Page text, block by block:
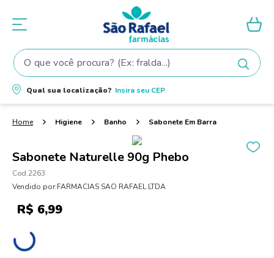
O que você procura? (Ex: fralda...)
Qual sua localização? Insira seu CEP
Higiene Banho Sabonete Em Barra
Sabonete Naturelle 90g Phebo
2263
Vendido por:FARMACIAS SAO RAFAEL LTDA
R$ 6,99
Termos mais buscados
1º fralda
shampoo
4º fralda pampers
tintura cabelo
6 elseve
8º